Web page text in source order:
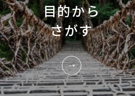
目的から
さがす